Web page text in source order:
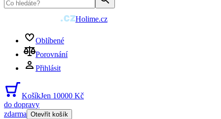
Holime.cz
Oblíbené
Porovnání
Přihlásit
KošíkJen 10000 Kč
do dopravy
zdarma Otevřít košík